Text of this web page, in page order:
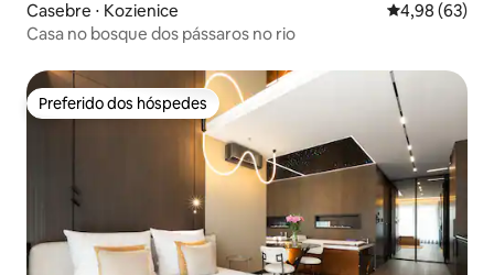
Casebre ⋅ Kozienice 4,98 de uma
4,98 (63)
Casa no bosque dos pássaros no rio
Preferido dos hóspedes
Preferido dos hóspedes